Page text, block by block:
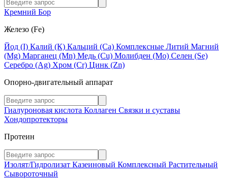
Кремний Бор
Железо (Fe)
Йод (I) Калий (К) Кальций (Са) Комплексные Литий Магний
(Mg) Марганец (Mn) Медь (Сu) Молибден (Мо) Селен (Se)
Серебро (Ag) Хром (Cr) Цинк (Zn)
Опорно-двигательный аппарат
Гиалуроновая кислота Коллаген Связки и суставы
Хондопротекторы
Протеин
Изолят/Гидролизат Казеиновый Комплексный Растительный
Сывороточный